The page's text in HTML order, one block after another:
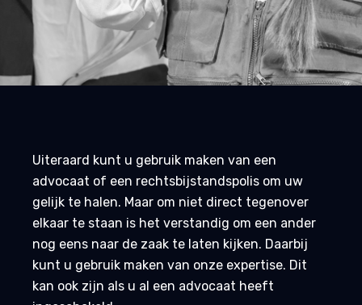
Uiteraard kunt u gebruik maken van een
advocaat of een rechtsbijstandspolis om uw
gelijk te halen. Maar om niet direct tegenover
elkaar te staan is het verstandig om een ander
nog eens naar de zaak te laten kijken. Daarbij
kunt u gebruik maken van onze expertise. Dit
kan ook zijn als u al een advocaat heeft